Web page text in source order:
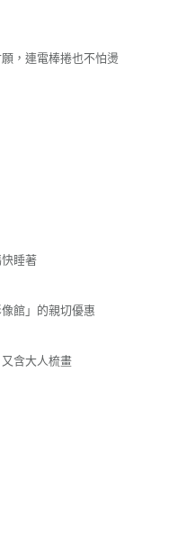
，連電棒捲也不怕燙
睡著
館」的親切優惠
含大人梳畫